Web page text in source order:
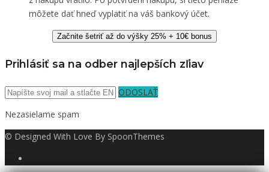
môžete dať hneď vyplatiť na váš bankový účet.
Začnite šetriť až do výšky 25% + 10€ bonus
Prihlásiť sa na odber najlepších zľiav
ODOSLAŤ
Nezasielame spam
© Designed With Love By SpoonThemes